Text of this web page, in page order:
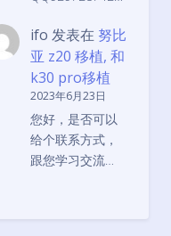
ifo 发表在 努比
亚 z20 移植, 和
k30 pro移植
2023年6月23日
您好，是否可以
给个联系方式，
跟您学习交流…